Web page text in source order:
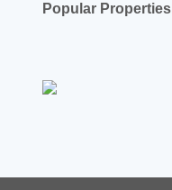
Popular Properties